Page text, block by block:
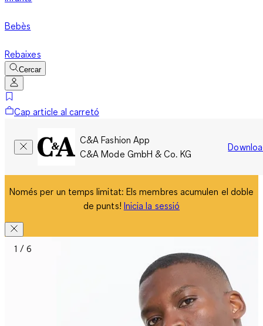
Bebès
Rebaixes
Cercar
Cap article al carretó
C&A Fashion App
C&A Mode GmbH & Co. KG
Només per un temps limitat: Els membres acumulen el doble
de punts! Inicia la sessió
1 / 6